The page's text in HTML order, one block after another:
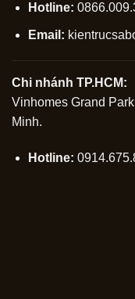
Hotline:
Email:
Chi nhánh TP.HCM:
Vinhomes Grand
Minh.
Hotline: